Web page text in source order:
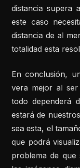
distancia
este caso
distancia de al
totalidad esta
En conclusión,
vera mejor al ser
todo dependerá
estará de
sea esta, el
que podrá
problema de que